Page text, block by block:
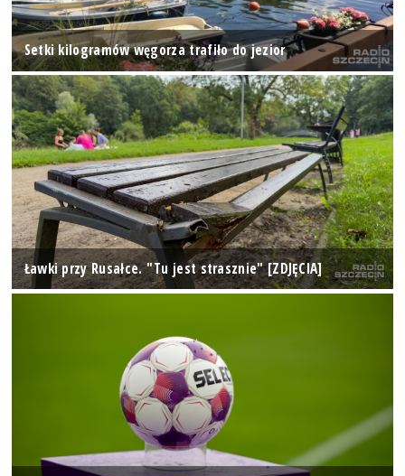
Setki kilogramów węgorza trafiło do jezior
Ławki przy Rusałce. "Tu jest strasznie" [ZDJĘCIA]